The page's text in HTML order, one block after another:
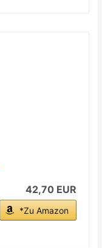
42,70 EUR
*Zu Amazon